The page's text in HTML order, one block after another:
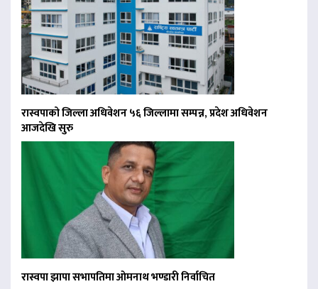
रास्वपाको जिल्ला अधिवेशन ५६ जिल्लामा सम्पन्न, प्रदेश अधिवेशन
आजदेखि सुरु
रास्वपा झापा सभापतिमा ओमनाथ भण्डारी निर्वाचित